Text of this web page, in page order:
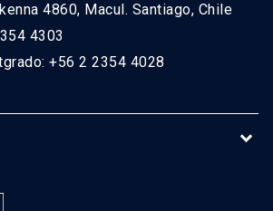
4860, Macul. Santiago, Chile
4303
+56 2 2354 4028